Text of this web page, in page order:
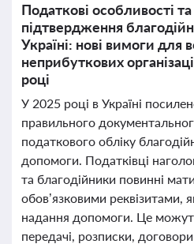
Податкові особливості
підтвердження
Україні: нові вимоги для
неприбуткових
році
У 2025 році в Україні
правильного
податкового обліку
допомоги. Податківці
та благодійники повинні
обов’язковими реквізитами,
надання допомоги. Це
передачі, розписки,